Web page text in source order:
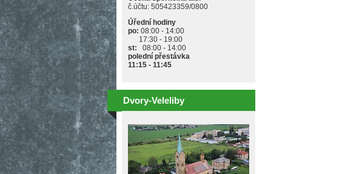
č.účtu: 505423359/0800
Úřední hodiny
po: 08:00 - 14:00
17:30 - 19:00
st: 08:00 - 14:00
polední přestávka
11:15 - 11:45
Dvory-Veleliby